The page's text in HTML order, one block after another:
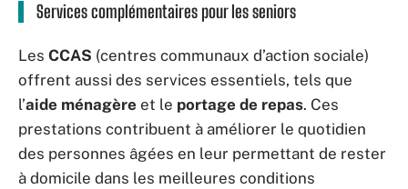
Services complémentaires pour les seniors
Les CCAS (centres communaux d’action sociale)
offrent aussi des services essentiels, tels que
l’aide ménagère et le portage de repas. Ces
prestations contribuent à améliorer le quotidien
des personnes âgées en leur permettant de rester
à domicile dans les meilleures conditions